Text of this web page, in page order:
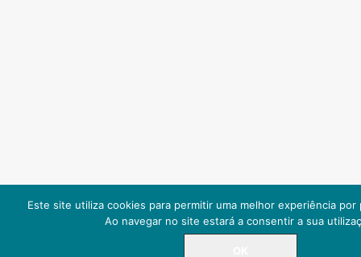
Este site utiliza cookies para permitir uma melhor experiência
Ao navegar no site estará a consentir a sua